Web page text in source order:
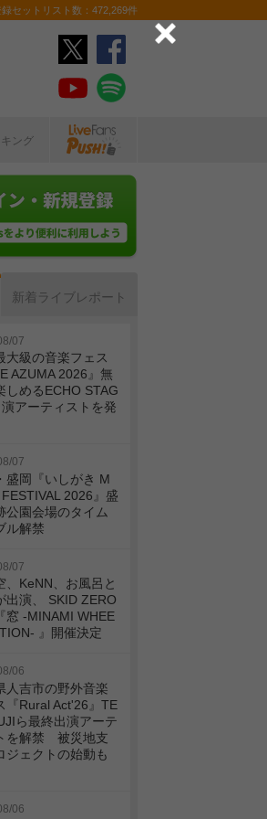
セットリスト数：472,269件
キング
新着ライブレポート
07
大級の音楽フェス
AZUMA 2026』無
しめるECHO STAG
アーティストを発
07
盛岡『いしがき M
2026』盛
公園会場のタイム
ル解禁
07
、KeNN、お風呂と
出演、 SKID ZERO
窓 -MINAMI WHEE
』開催決定
06
人吉市の野外音楽
『Rural Act'26』TE
ら最終出演アーテ
を解禁 被災地支
ジェクトの始動も
06